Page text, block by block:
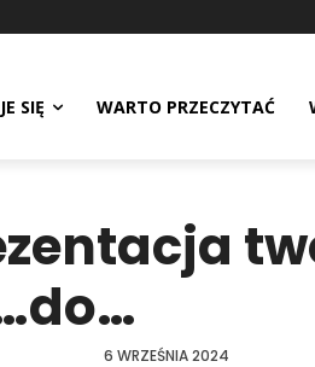
SIĘ WARTO PRZECZYTAĆ
6 WRZEŚNIA 2024